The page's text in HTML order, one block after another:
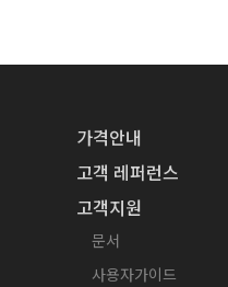
가격안내
고객 레퍼런스
고객지원
문서
사용자가이드